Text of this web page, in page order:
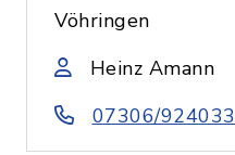
Vöhringen
Heinz Amann
07306/924033